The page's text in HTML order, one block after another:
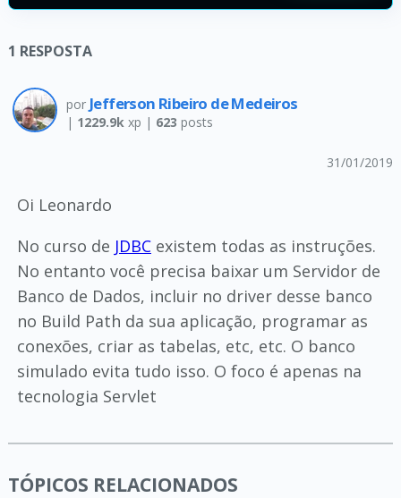
1 RESPOSTA
por Jefferson Ribeiro de Medeiros
| 1229.9kxp | 623 posts
31/01/2019
Oi Leonardo
No curso de JDBCexistem todas as instruções.
No entanto você precisa baixar um Servidor de
Banco de Dados, incluir no driver desse banco
no Build Path da sua aplicação, programar as
conexões, criar as tabelas, etc, etc. O banco
simulado evita tudo isso. O foco é apenas na
tecnologia Servlet
TÓPICOS RELACIONADOS